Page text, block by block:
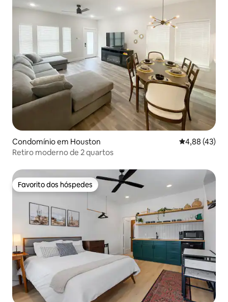
Condomínio em Houston Classificação
4,88 (43)
Retiro moderno de 2 quartos
Favorito dos hóspedes
Favorito dos hóspedes